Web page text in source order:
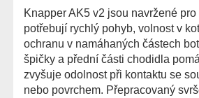
Knapper AK5 v2 jsou navržené
potřebují rychlý pohyb, volnost v
ochranu v namáhaných částech
špičky a přední části chodidla
zvyšuje odolnost při kontaktu se
nebo povrchem. Přepracovaný